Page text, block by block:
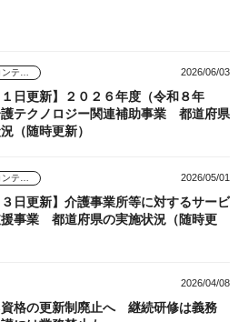
お役立ちコンテンツ 2026/06/03
１日更新】２０２６年度（令和８年
テクノロジー関連補助事業 都道府県
（随時更新）
お役立ちコンテンツ 2026/05/01
３日更新】介護事業所等に対するサービ
援事業 都道府県の実施状況（随時更
2026/04/08
格の更新制廃止へ 継続研修は義務